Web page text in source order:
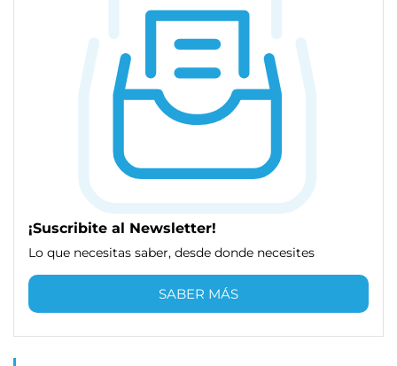
¡Suscribite al Newsletter!
Lo que necesitas saber, desde donde necesites
SABER MÁS